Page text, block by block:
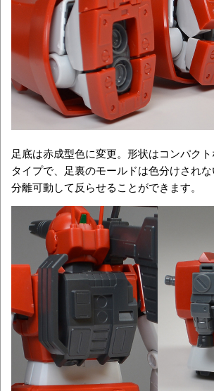
足底は赤成型色に変更。形状はコンパク
タイプで、足裏のモールドは色分けされ
分離可動して反らせることができます。